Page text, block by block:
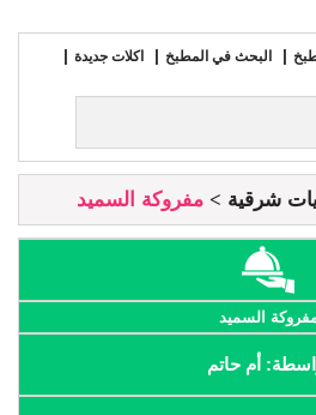
البحث في المطبخ
اكلات جديدة
شرقية مفروكة السميد
السميد
أم حاتم